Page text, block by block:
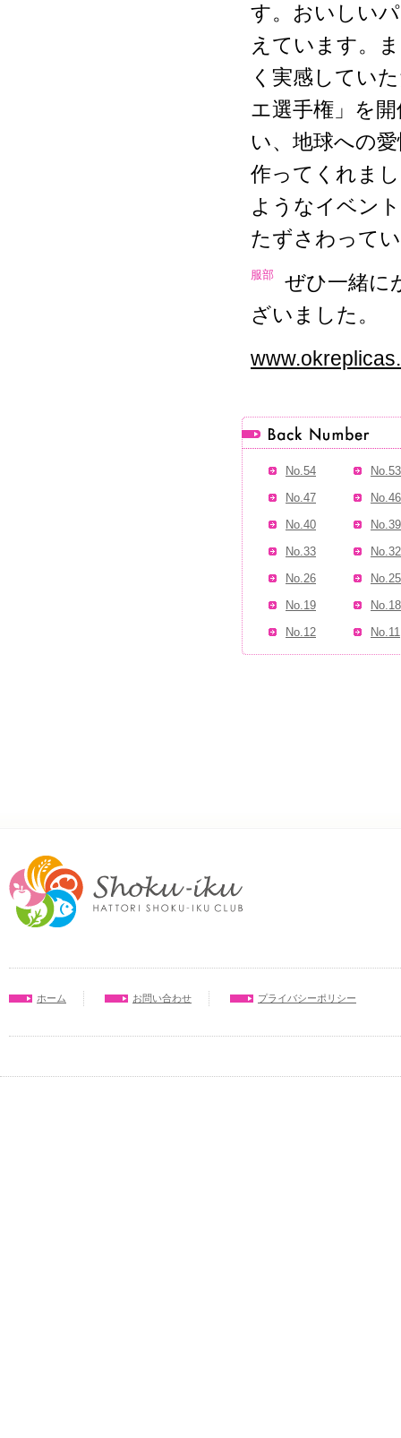
す。おいしい
えています。
く実感してい
エ選手権」を
い、地球への
作ってくれま
ようなイベン
たずさわって
服部
ぜひ一緒に
ざいました。
No.54
No.53
No.47
No.46
No.40
No.39
No.33
No.32
No.26
No.25
No.19
No.18
No.12
No.11
ホーム お問い合わせ プライバシーポリシー